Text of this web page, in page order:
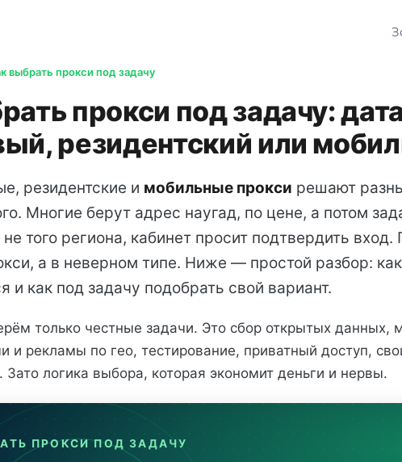
выбрать прокси под задачу
прокси под задачу:
резидентский или
резидентские и мобильные прокси решают
Многие берут адрес наугад, по цене, а потом
того региона, кабинет просит подтвердить
а в неверном типе. Ниже — простой разбор:
и как под задачу подобрать свой вариант.
только честные задачи. Это сбор открытых данных,
и рекламы по гео, тестирование, приватный доступ,
Зато логика выбора, которая экономит деньги и нервы.
ПРОКСИ ПОД ЗАДАЧУ